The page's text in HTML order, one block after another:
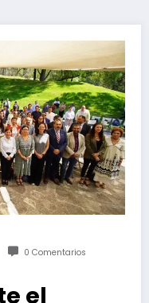
0 Comentarios
el